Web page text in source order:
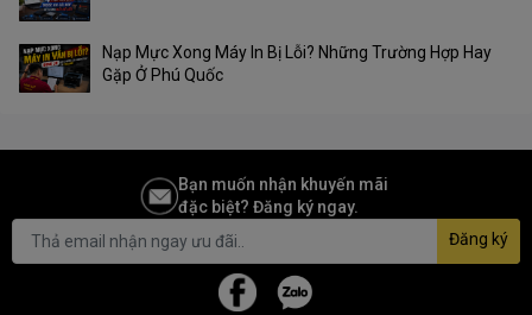
Nạp Mực Xong Máy In Bị Lỗi? Những Trường Hợp Hay
Gặp Ở Phú Quốc
Bạn muốn nhận khuyến mãi
đặc biệt? Đăng ký ngay.
Đăng ký